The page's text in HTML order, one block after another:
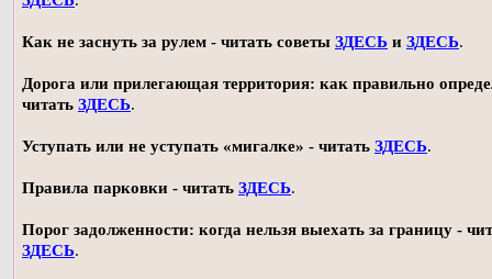
Как не заснуть за рулем - читать советы ЗДЕСЬ и ЗДЕСЬ.
Дорога или прилегающая территория: как правильно
читать ЗДЕСЬ.
Уступать или не уступать «мигалке» - читать ЗДЕСЬ.
Правила парковки - читать ЗДЕСЬ.
Порог задолженности: когда нельзя выехать за границу -
ЗДЕСЬ.